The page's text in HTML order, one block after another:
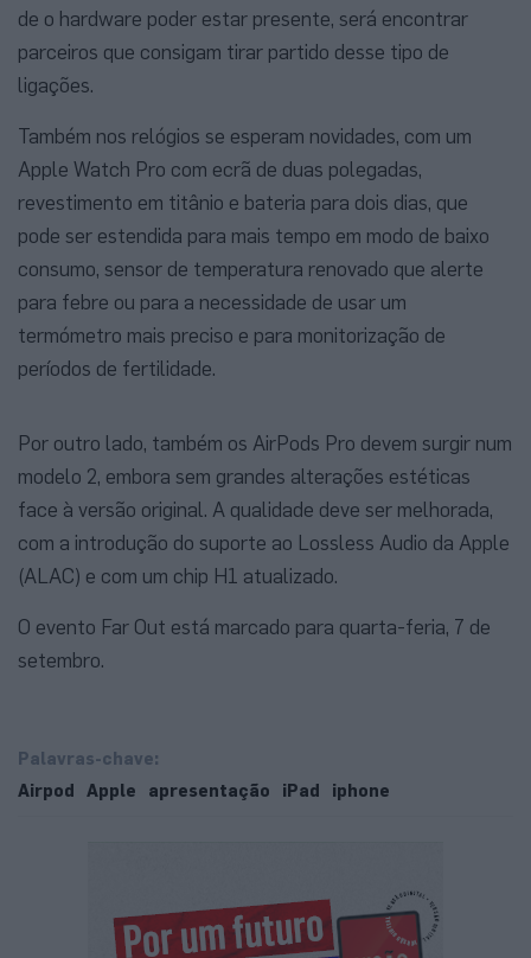
de o hardware poder estar presente, será encontrar
parceiros que consigam tirar partido desse tipo de
ligações.
Também nos relógios se esperam novidades, com um
Apple Watch Pro com ecrã de duas polegadas,
revestimento em titânio e bateria para dois dias, que
pode ser estendida para mais tempo em modo de baixo
consumo, sensor de temperatura renovado que alerte
para febre ou para a necessidade de usar um
termómetro mais preciso e para monitorização de
períodos de fertilidade.
Por outro lado, também os AirPods Pro devem surgir num
modelo 2, embora sem grandes alterações estéticas
face à versão original. A qualidade deve ser melhorada,
com a introdução do suporte ao Lossless Audio da Apple
(ALAC) e com um chip H1 atualizado.
O evento Far Out está marcado para quarta-feria, 7 de
setembro.
Palavras-chave:
Airpod
Apple apresentação iPad iphone